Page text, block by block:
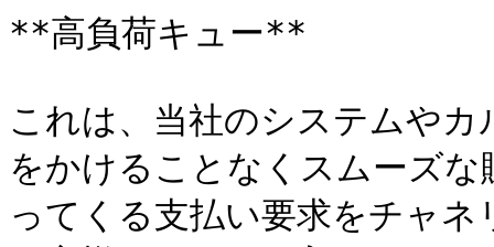
**高負荷キュー**
これは、当社のシステムや
をかけることなくスムーズ
ってくる支払い要求をチャ